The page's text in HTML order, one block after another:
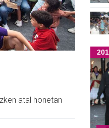
atal honetan